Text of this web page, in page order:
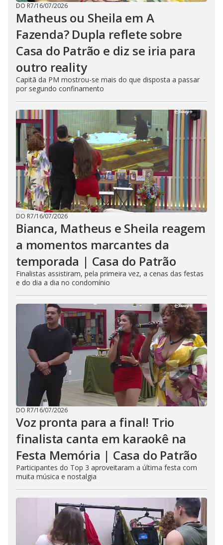
DO R7/16/07/2026
Matheus ou Sheila em A
Fazenda? Dupla reflete sobre
Casa do Patrão e diz se iria para
outro reality
Capitã da PM mostrou-se mais do que disposta a passar
por segundo confinamento
DO R7/16/07/2026
Bianca, Matheus e Sheila reagem
a momentos marcantes da
temporada | Casa do Patrão
Finalistas assistiram, pela primeira vez, a cenas das festas
e do dia a dia no condomínio
DO R7/16/07/2026
Voz pronta para a final! Trio
finalista canta em karaokê na
Festa Memória | Casa do Patrão
Participantes do Top 3 aproveitaram a última festa com
muita música e nostalgia